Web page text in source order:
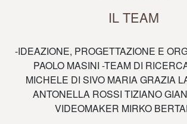
IL TEAM
-IDEAZIONE, PROGETTAZIONE E
PAOLO MASINI -TEAM DI
MICHELE DI SIVO MARIA GRAZIA
ANTONELLA ROSSI TIZIANO
VIDEOMAKER MIRKO